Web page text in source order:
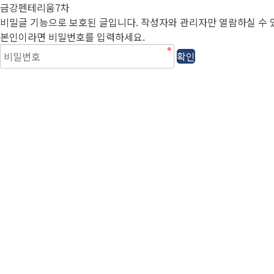
금강펜테리움7차
비밀글 기능으로 보호된 글입니다. 작성자와 관리자만 열람하실 수
본인이라면 비밀번호를 입력하세요.